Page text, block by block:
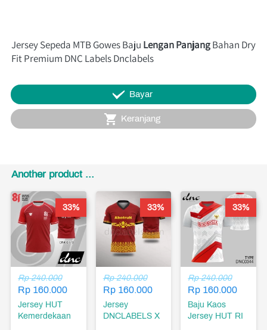
Jersey Sepeda MTB Gowes Baju Lengan Panjang Bahan Dry
Fit Premium DNC Labels Dnclabels
` Bayar
` Keranjang
Another product ...
Rp 240.000
Rp 160.000
Jersey HUT
Kemerdekaan
33%
Rp 240.000
Rp 160.000
Jersey
DNCLABELS X
33%
Rp 240.000
Rp 160.000
Baju Kaos
Jersey HUT RI
33%